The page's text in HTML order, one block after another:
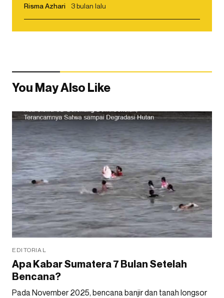
Risma Azhari 3 bulan lalu
You May Also Like
EDITORIAL
Apa Kabar Sumatera 7 Bulan Setelah
Bencana?
Pada November 2025, bencana banjir dan tanah longsor